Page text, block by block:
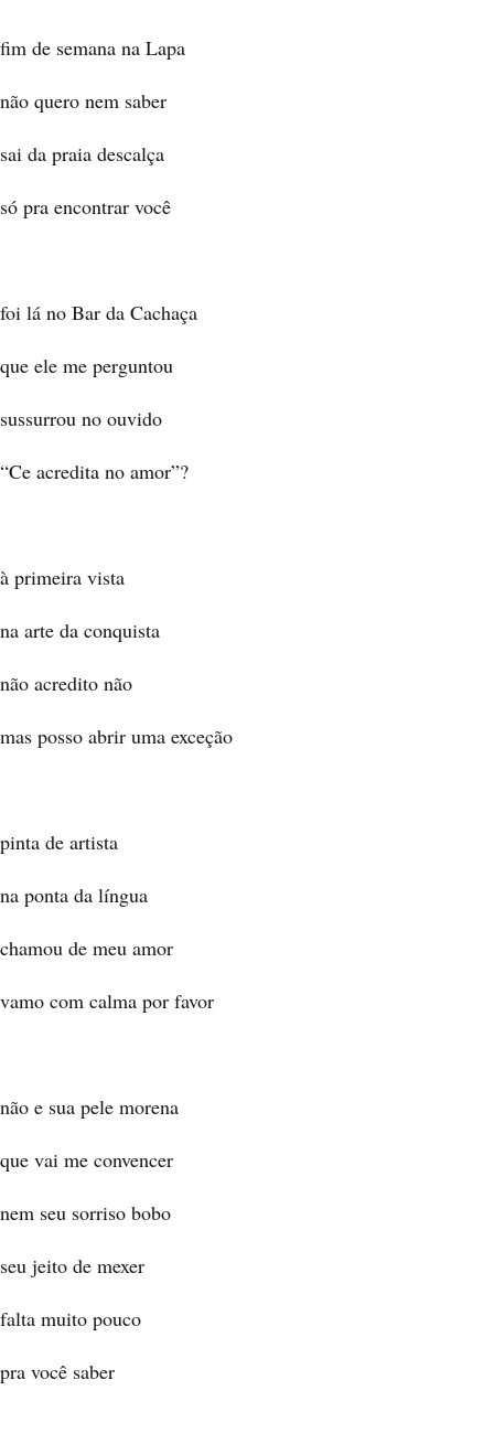
fim de semana na Lapa
não quero nem saber
sai da praia descalça
só pra encontrar você
foi lá no Bar da Cachaça
que ele me perguntou
sussurrou no ouvido
“Ce acredita no amor”?
à primeira vista
na arte da conquista
não acredito não
mas posso abrir uma exceção
pinta de artista
na ponta da língua
chamou de meu amor
vamo com calma por favor
não e sua pele morena
que vai me convencer
nem seu sorriso bobo
seu jeito de mexer
falta muito pouco
pra você saber